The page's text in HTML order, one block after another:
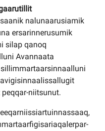
nalunaarusiamik
ersarinnerusumik
silap qanoq
Avannaata
niitsunut.